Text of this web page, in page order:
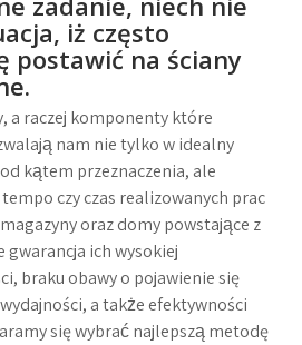
iż często
postawić na ściany
a raczej komponenty które
nam nie tylko w idealny
kątem przeznaczenia, ale
czy czas realizowanych prac
oraz domy powstające z
ich wysokiej
braku obawy o pojawienie się
a także efektywności
się wybrać najlepszą metodę